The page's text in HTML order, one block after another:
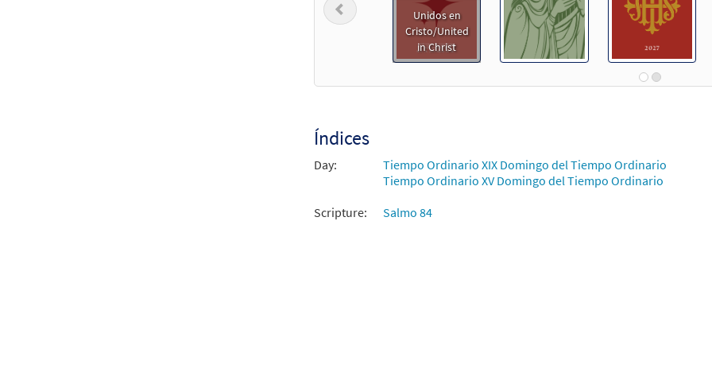
Unidos en
Cristo/United
in Christ
Previous
Índices
Day:
Tiempo Ordinario XIX Domingo del Tiempo Ordinario
Tiempo Ordinario XV Domingo del Tiempo Ordinario
Scripture:
Salmo 84